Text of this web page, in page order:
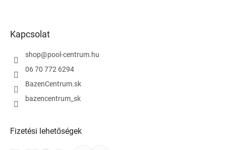
Kapcsolat
shop@pool-centrum.hu
06 70 772 6294
BazenCentrum.sk
bazencentrum_sk
Fizetési lehetőségek